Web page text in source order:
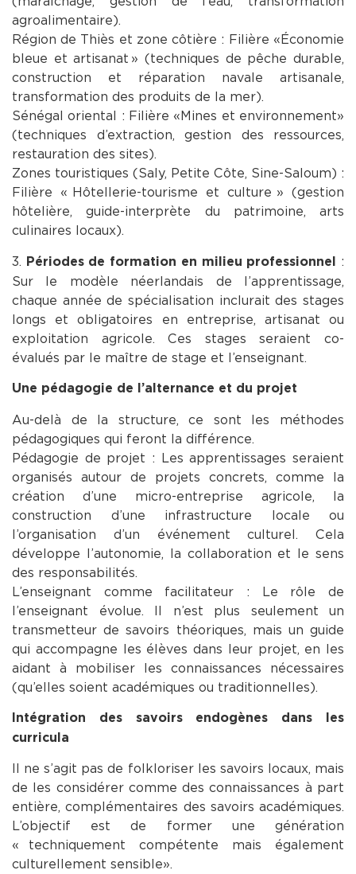
agroalimentaire).
Région de Thiès et zone côtière : Filière « Économie
bleue et artisanat » (techniques de pêche durable,
construction et réparation navale artisanale,
transformation des produits de la mer).
Sénégal oriental : Filière « Mines et environnement »
(techniques d’extraction, gestion des ressources,
restauration des sites).
Zones touristiques (Saly, Petite Côte, Sine-Saloum) :
Filière « Hôtellerie-tourisme et culture » (gestion
hôtelière, guide-interprète du patrimoine, arts
culinaires locaux).
3. Périodes de formation en milieu professionnel
:
Sur le modèle néerlandais de l’apprentissage,
chaque année de spécialisation inclurait des stages
longs et obligatoires en entreprise, artisanat ou
exploitation agricole. Ces stages seraient co-
évalués par le maître de stage et l’enseignant.
Une pédagogie de l’alternance et du projet
Au-delà de la structure, ce sont les méthodes
pédagogiques qui feront la différence.
Pédagogie de projet : Les apprentissages seraient
organisés autour de projets concrets, comme la
création d’une micro-entreprise agricole, la
construction d’une infrastructure locale ou
l’organisation d’un événement culturel. Cela
développe l’autonomie, la collaboration et le sens
des responsabilités.
L’enseignant comme facilitateur : Le rôle de
l’enseignant évolue. Il n’est plus seulement un
transmetteur de savoirs théoriques, mais un guide
qui accompagne les élèves dans leur projet, en les
aidant à mobiliser les connaissances nécessaires
(qu’elles soient académiques ou traditionnelles).
Intégration des savoirs endogènes dans les
curricula
Il ne s’agit pas de folkloriser les savoirs locaux, mais
de les considérer comme des connaissances à part
entière, complémentaires des savoirs académiques.
L’objectif est de former une génération
« techniquement compétente mais également
culturellement sensible».